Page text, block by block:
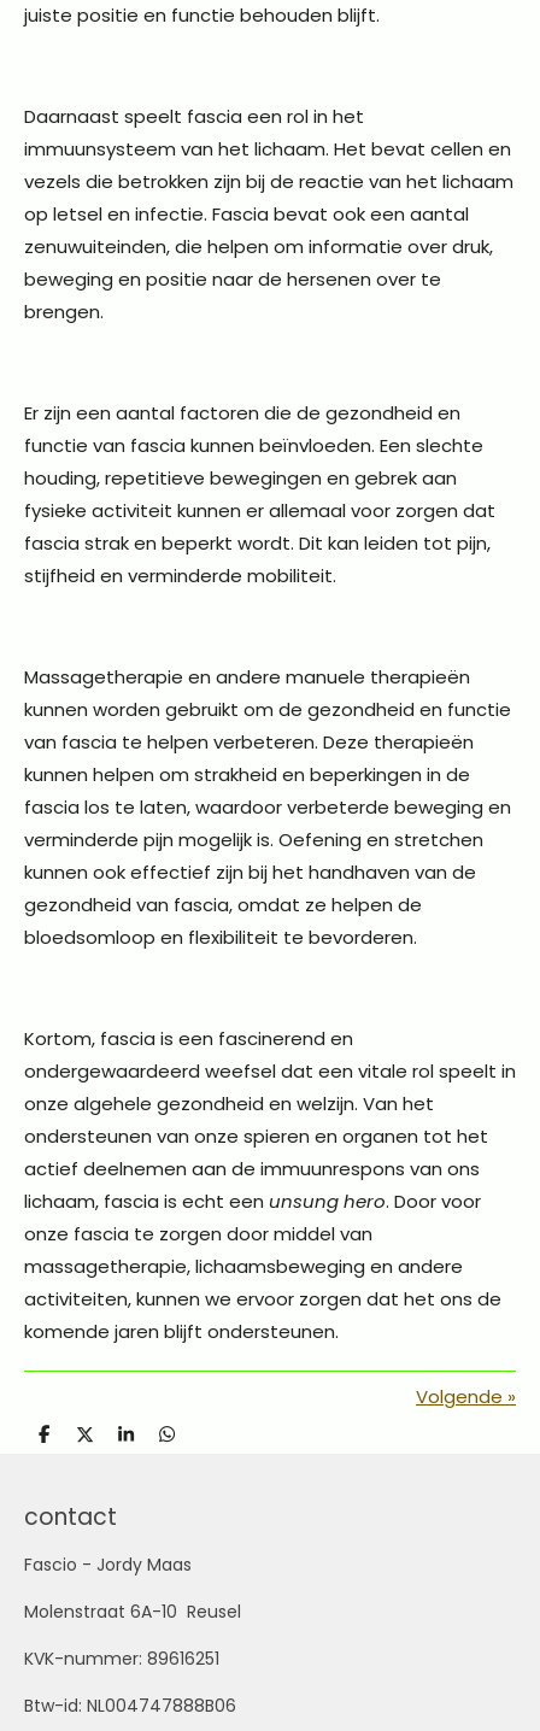
juiste positie en functie behouden blijft.
Daarnaast speelt fascia een rol in het
immuunsysteem van het lichaam. Het bevat cellen en
vezels die betrokken zijn bij de reactie van het lichaam
op letsel en infectie. Fascia bevat ook een aantal
zenuwuiteinden, die helpen om informatie over druk,
beweging en positie naar de hersenen over te
brengen.
Er zijn een aantal factoren die de gezondheid en
functie van fascia kunnen beïnvloeden. Een slechte
houding, repetitieve bewegingen en gebrek aan
fysieke activiteit kunnen er allemaal voor zorgen dat
fascia strak en beperkt wordt. Dit kan leiden tot pijn,
stijfheid en verminderde mobiliteit.
Massagetherapie en andere manuele therapieën
kunnen worden gebruikt om de gezondheid en functie
van fascia te helpen verbeteren. Deze therapieën
kunnen helpen om strakheid en beperkingen in de
fascia los te laten, waardoor verbeterde beweging en
verminderde pijn mogelijk is. Oefening en stretchen
kunnen ook effectief zijn bij het handhaven van de
gezondheid van fascia, omdat ze helpen de
bloedsomloop en flexibiliteit te bevorderen.
Kortom, fascia is een fascinerend en
ondergewaardeerd weefsel dat een vitale rol speelt in
onze algehele gezondheid en welzijn. Van het
ondersteunen van onze spieren en organen tot het
actief deelnemen aan de immuunrespons van ons
lichaam, fascia is echt een unsung hero. Door voor
onze fascia te zorgen door middel van
massagetherapie, lichaamsbeweging en andere
activiteiten, kunnen we ervoor zorgen dat het ons de
komende jaren blijft ondersteunen.
Volgende »
D
n
D S D
contact
Fascio - Jordy Maas
Molenstraat 6A-10 Reusel
KVK-nummer: 89616251
Btw-id: NL004747888B06